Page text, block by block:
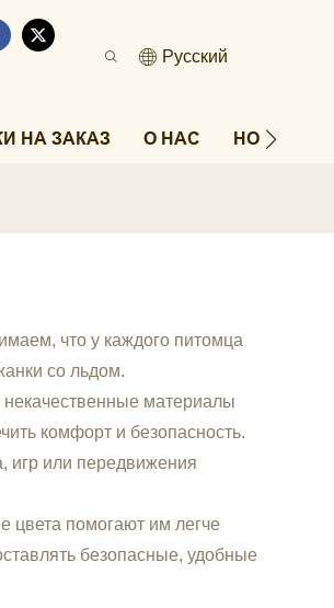
Pусский
НА ЗАКАЗ О НАС НОВОСТИ
что у каждого питомца
со льдом.
некачественные материалы
комфорт и безопасность.
игр или передвижения
цвета помогают им легче
безопасные, удобные